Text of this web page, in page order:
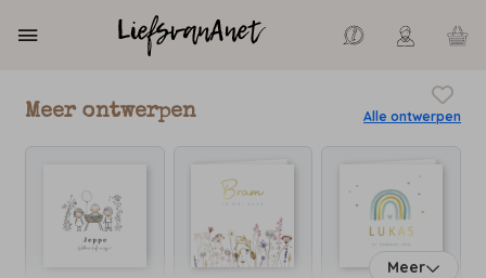
Meer ontwerpen Alle ontwerpen
Meer